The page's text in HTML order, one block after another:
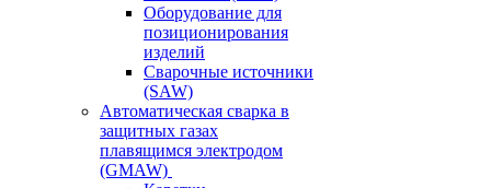
Оборудование для
позиционирования
изделий
Сварочные источники
(SAW)
Автоматическая сварка в
защитных газах
плавящимся электродом
(GMAW)